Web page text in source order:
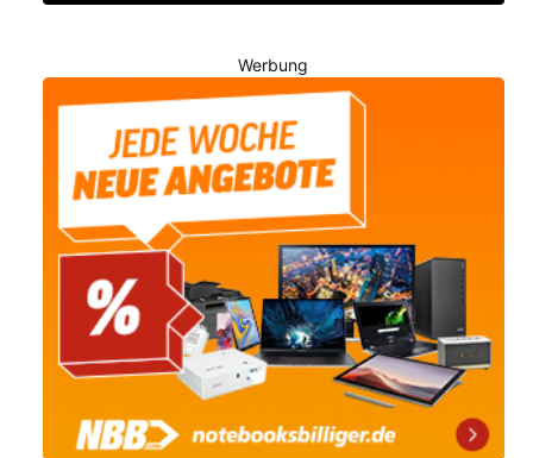
Werbung